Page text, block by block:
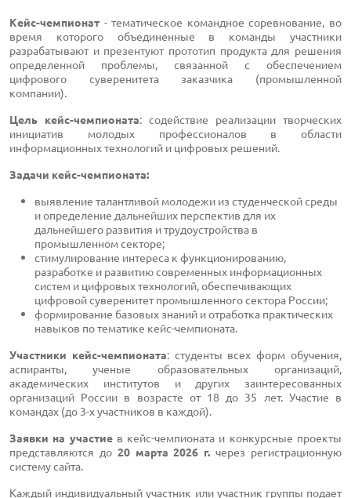
Кейс-чемпионат - тематическое командное соревнование, во
время которого объединенные в команды участники
разрабатывают и презентуют прототип продукта для решения
определенной проблемы, связанной с обеспечением
цифрового суверенитета заказчика (промышленной
компании).
Цель кейс-чемпионата: содействие реализации творческих
инициатив молодых профессионалов в области
информационных технологий и цифровых решений.
Задачи кейс-чемпионата:
выявление талантливой молодежи из студенческой среды
и определение дальнейших перспектив для их
дальнейшего развития и трудоустройства в
промышленном секторе;
стимулирование интереса к функционированию,
разработке и развитию современных информационных
систем и цифровых технологий, обеспечивающих
цифровой суверенитет промышленного сектора России;
формирование базовых знаний и отработка практических
навыков по тематике кейс-чемпионата.
Участники кейс-чемпионата: студенты всех форм обучения,
аспиранты, ученые образовательных организаций,
академических институтов и других заинтересованных
организаций России в возрасте от 18 до 35 лет. Участие в
командах (до 3-х участников в каждой).
Заявки на участиев кейс-чемпионата и конкурсные проекты
представляются до 20 марта 2026 г. через регистрационную
систему сайта.
Каждый индивидуальный участник или участник группы подает